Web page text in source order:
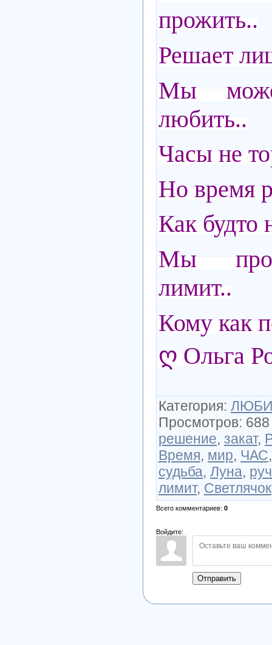
прожить..
Решает
Мы
любить..
Часы не
Но время
Как будто
Мы
лимит..
Кому как
ღ Ольга
Категория:
Просмотров: 688
решение, закат,
Время, мир, ЧАС
судьба, Луна,
лимит, Светлячок
Всего комментариев: 0
Войдите:
Отправить